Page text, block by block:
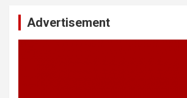
Advertisement